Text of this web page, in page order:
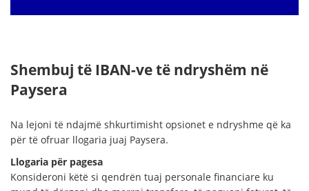
Shembuj të IBAN-ve të ndryshëm në
Paysera
Na lejoni të ndajmë shkurtimisht opsionet e ndryshme që ka
për të ofruar llogaria juaj Paysera.
Llogaria për pagesa
Konsideroni këtë si qendrën tuaj personale financiare ku